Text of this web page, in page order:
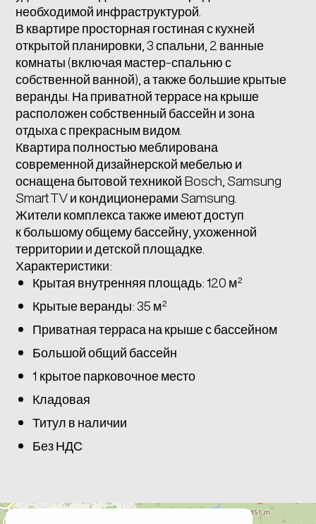
необходимой инфраструктурой.
В квартире просторная гостиная с кухней
открытой планировки, 3 спальни, 2 ванные
комнаты (включая мастер-спальню с
собственной ванной), а также большие крытые
веранды. На приватной террасе на крыше
расположен собственный бассейн и зона
отдыха с прекрасным видом.
Квартира полностью меблирована
современной дизайнерской мебелью и
оснащена бытовой техникой Bosch, Samsung
Smart TV и кондиционерами Samsung.
Жители комплекса также имеют доступ
к большому общему бассейну, ухоженной
территории и детской площадке.
Характеристики:
Крытая внутренняя площадь: 120 м²
Крытые веранды: 35 м²
Приватная терраса на крыше с бассейном
Большой общий бассейн
1 крытое парковочное место
Кладовая
Титул в наличии
Без НДС